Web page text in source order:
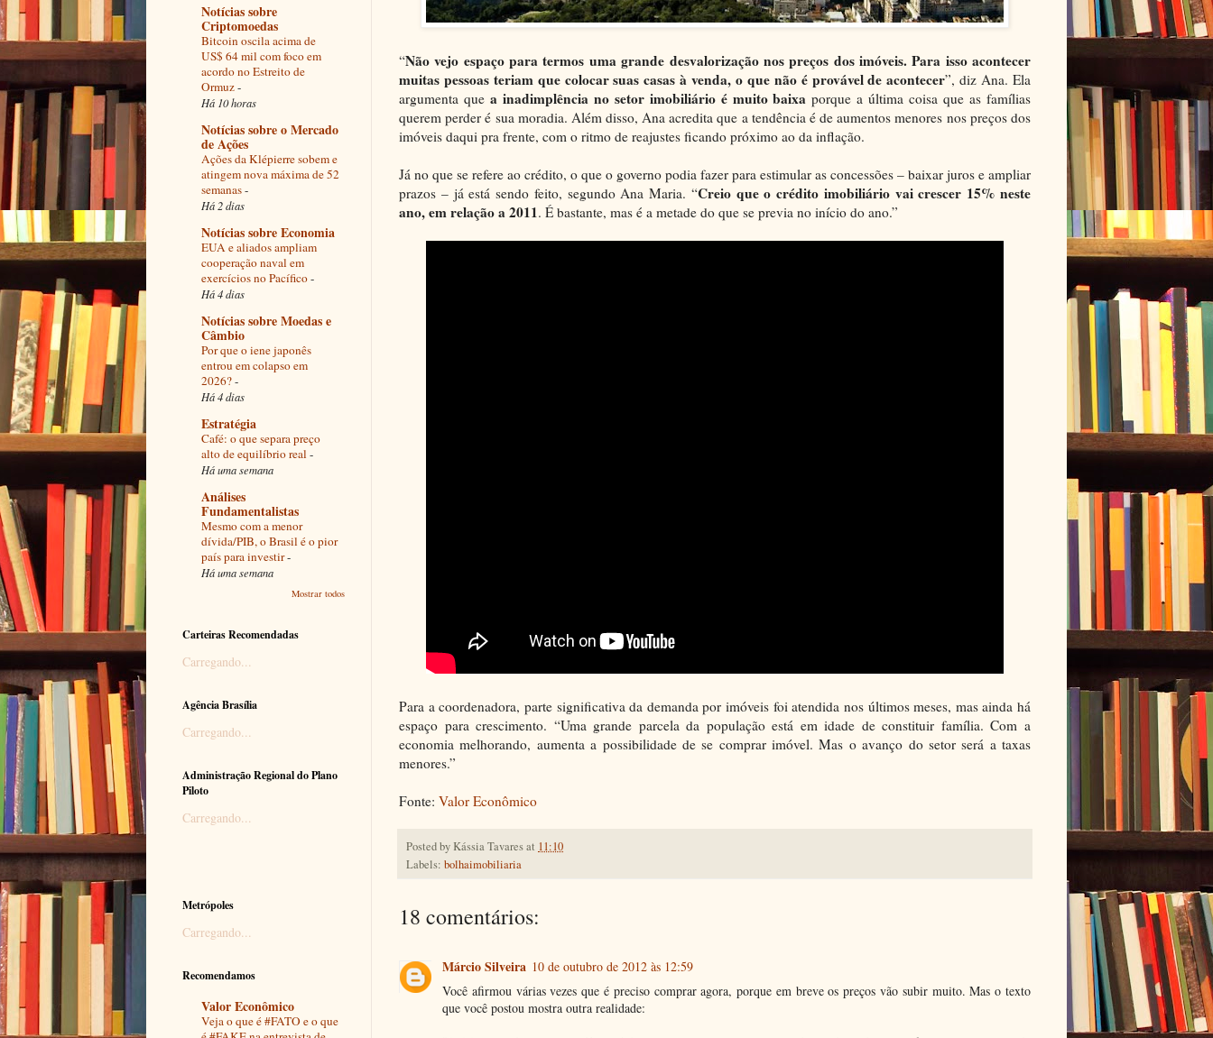
“Não vejo espaço para termos uma grande desvalorização nos preços dos imóveis. Para isso acontecer
muitas pessoas teriam que colocar suas casas à venda, o que não é provável de acontecer”, diz Ana. Ela
argumenta que a inadimplência no setor imobiliário é muito baixa porque a última coisa que as famílias
querem perder é sua moradia. Além disso, Ana acredita que a tendência é de aumentos menores nos preços dos
imóveis daqui pra frente, com o ritmo de reajustes ficando próximo ao da inflação.
Já no que se refere ao crédito, o que o governo podia fazer para estimular as concessões – baixar juros e ampliar
prazos – já está sendo feito, segundo Ana Maria. “Creio que o crédito imobiliário vai crescer 15% neste
ano, em relação a 2011. É bastante, mas é a metade do que se previa no início do ano.”
Para a coordenadora, parte significativa da demanda por imóveis foi atendida nos últimos meses, mas ainda há
espaço para crescimento. “Uma grande parcela da população está em idade de constituir família. Com a
economia melhorando, aumenta a possibilidade de se comprar imóvel. Mas o avanço do setor será a taxas
menores.”
Fonte: Valor Econômico
Posted byKássia Tavaresat 11:10
Labels: bolhaimobiliaria
18 comentários:
Márcio Silveira 10 de outubro de 2012 às 12:59
Você afirmou várias vezes que é preciso comprar agora, porque em breve os preços vão subir muito. Mas o texto
que você postou mostra outra realidade:
Notícias sobre
Criptomoedas
Bitcoin oscila acima de
US$ 64 mil com foco em
acordo no Estreito de
Ormuz-
Há 10 horas
Notícias sobre o Mercado
de Ações
Ações da Klépierre sobem e
atingem nova máxima de 52
semanas-
Há 2 dias
Notícias sobre Economia
EUA e aliados ampliam
cooperação naval em
exercícios no Pacífico-
Há 4 dias
Notícias sobre Moedas e
Câmbio
Por que o iene japonês
entrou em colapso em
2026?-
Há 4 dias
Estratégia
Café: o que separa preço
alto de equilíbrio real -
Há uma semana
Análises
Fundamentalistas
Mesmo com a menor
dívida/PIB, o Brasil é o pior
país para investir-
Há uma semana
Mostrar todos
Carteiras Recomendadas
Carregando...
Agência Brasília
Carregando...
Administração Regional do Plano
Piloto
Carregando...
Metrópoles
Carregando...
Recomendamos
Valor Econômico
Veja o que é #FATO e o que